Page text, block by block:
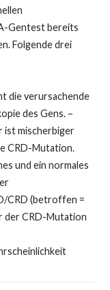
Gentest bereits
Folgende drei
die verursachende
des Gens. –
ist mischerbiger
CRD-Mutation.
und ein normales
CRD (betroffen =
der CRD-Mutation